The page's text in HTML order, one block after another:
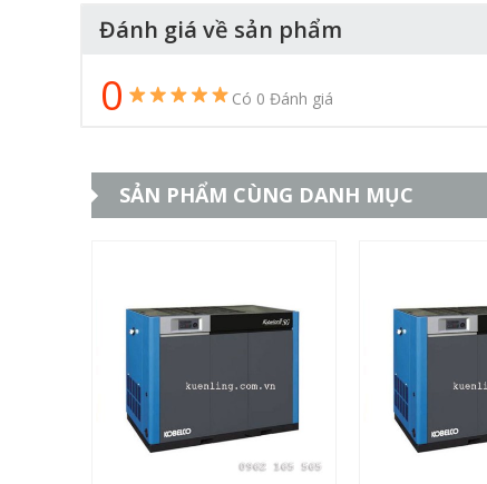
Đánh giá về sản phẩm
0 Có 0 Đánh giá
SẢN PHẨM CÙNG DANH MỤC